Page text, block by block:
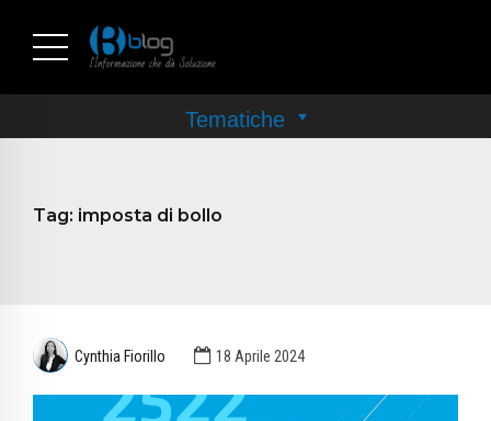
Tag: imposta di bollo
Cynthia Fiorillo 18 Aprile 2024